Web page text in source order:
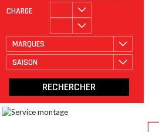
CHARGE
MARQUES
SAISON